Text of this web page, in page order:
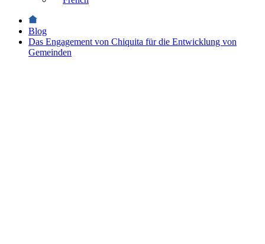
Blog
Das Engagement von Chiquita für die Entwicklung von
Gemeinden